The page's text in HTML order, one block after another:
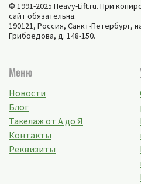
© 1991-2025 Heavy-Lift.ru. При
сайт обязательна.
190121, Россия, Санкт-Петербург,
Грибоедова, д. 148-150.
Меню
Новости
Блог
Такелаж от А до Я
Контакты
Реквизиты